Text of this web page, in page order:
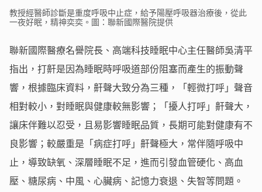
教授經醫師診斷是重度呼吸中止症，給予陽壓呼吸器治療後，從此
一夜好眠，精神奕奕。圖：聯新國際醫院提供
聯新國際醫療名譽院長、高端科技睡眠中心主任醫師吳清平
指出，打鼾是因為睡眠時呼吸道部份阻塞而產生的振動聲
響，根據臨床資料，鼾聲大致分為三種，「輕微打呼」聲音
相對較小，對睡眠與健康較無影響；「擾人打呼」鼾聲大，
讓床伴難以忍受，且易影響睡眠品質，長期可能對健康有不
良影響；較嚴重是「病症打呼」鼾聲極大，常伴隨呼吸中
止，導致缺氧、深層睡眠不足，進而引發血管硬化、高血
壓、糖尿病、中風、心臟病、記憶力衰退、失智等問題。